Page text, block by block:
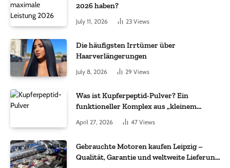
2026 haben?
July 11, 2026 23 Views
Die häufigsten Irrtümer über
Haarverlängerungen
July 8, 2026 29 Views
Was ist Kupferpeptid-Pulver? Ein
funktioneller Komplex aus „kleinem
Molekül + Metall“
April 27, 2026 47 Views
Gebrauchte Motoren kaufen Leipzig –
Qualität, Garantie und weltweite Lieferung